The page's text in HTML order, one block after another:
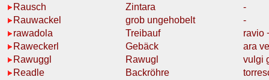
Rausch
Zintara
-
Rauwackel
grob ungehobelt
-
rawadola
Treibauf
ravio
Raweckerl
Gebäck
ara
Rawuggl
Rawugl
vulgi
Readle
Backröhre